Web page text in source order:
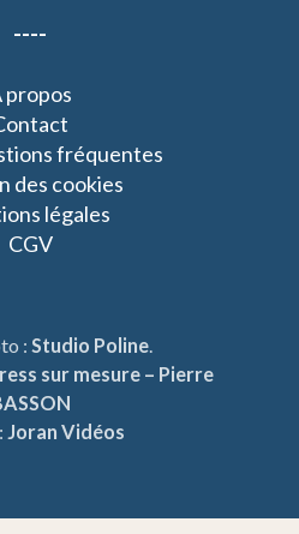
----
propos
fréquentes
des cookies
légales
CGV
: Studio Poline.
sur mesure – Pierre
Joran Vidéos